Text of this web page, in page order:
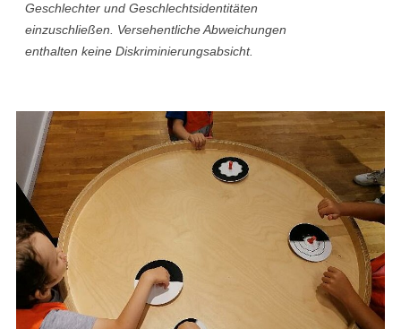
Geschlechter und Geschlechtsidentitäten
einzuschließen. Versehentliche Abweichungen
enthalten keine Diskriminierungsabsicht.